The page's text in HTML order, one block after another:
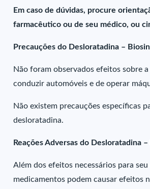
Em caso de dúvidas, procure
farmacêutico ou de seu médico, ou
Precauções do Desloratadina –
Não foram observados efeitos sobre
conduzir automóveis e de operar
Não existem precauções específicas
desloratadina.
Reações Adversas do Desloratadina
Além dos efeitos necessários para
medicamentos podem causar efeitos